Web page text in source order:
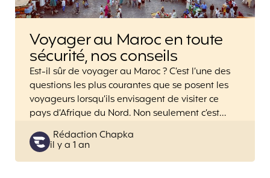
Voyager au Maroc en toute
sécurité, nos conseils
Est-il sûr de voyager au Maroc ? C’est l’une des
questions les plus courantes que se posent les
voyageurs lorsqu’ils envisagent de visiter ce
pays d’Afrique du Nord. Non seulement c’est…
Posted
by
Rédaction Chapka
il y a 1 an